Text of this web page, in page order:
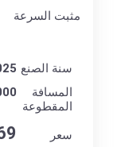
مثبت السرعة
سنة الصنع
المسافة
المقطوعة
km
سعر 999